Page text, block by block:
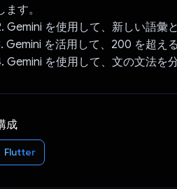
ます。
Gemini を使用して、新しい語彙
Gemini を活用して、200 を超え
Gemini を使用して、文の文法を
成
Flutter